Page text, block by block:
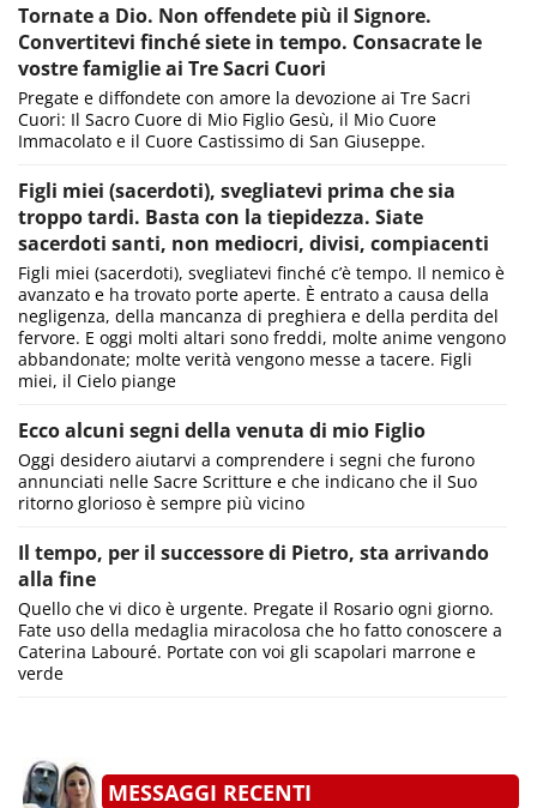
Tornate a Dio. Non offendete più il Signore.
Convertitevi finché siete in tempo. Consacrate le
vostre famiglie ai Tre Sacri Cuori
Pregate e diffondete con amore la devozione ai Tre Sacri
Cuori: Il Sacro Cuore di Mio Figlio Gesù, il Mio Cuore
Immacolato e il Cuore Castissimo di San Giuseppe.
Figli miei (sacerdoti), svegliatevi prima che sia
troppo tardi. Basta con la tiepidezza. Siate
sacerdoti santi, non mediocri, divisi, compiacenti
Figli miei (sacerdoti), svegliatevi finché c’è tempo. Il nemico è
avanzato e ha trovato porte aperte. È entrato a causa della
negligenza, della mancanza di preghiera e della perdita del
fervore. E oggi molti altari sono freddi, molte anime vengono
abbandonate; molte verità vengono messe a tacere. Figli
miei, il Cielo piange
Ecco alcuni segni della venuta di mio Figlio
Oggi desidero aiutarvi a comprendere i segni che furono
annunciati nelle Sacre Scritture e che indicano che il Suo
ritorno glorioso è sempre più vicino
Il tempo, per il successore di Pietro, sta arrivando
alla fine
Quello che vi dico è urgente. Pregate il Rosario ogni giorno.
Fate uso della medaglia miracolosa che ho fatto conoscere a
Caterina Labouré. Portate con voi gli scapolari marrone e
verde
MESSAGGI RECENTI